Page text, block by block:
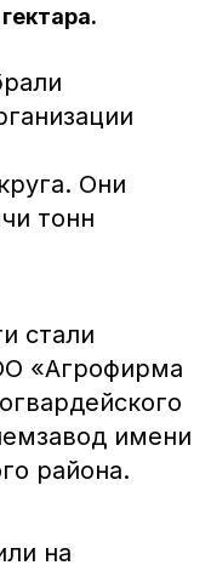
Они
тонн
стали
«Агрофирма
имени
района.
на